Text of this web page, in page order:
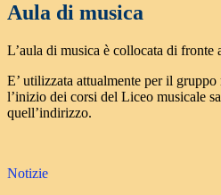
Aula di musica
L’aula di musica è collocata di
E’ utilizzata attualmente per il
l’inizio dei corsi del Liceo musicale
quell’indirizzo.
Notizie